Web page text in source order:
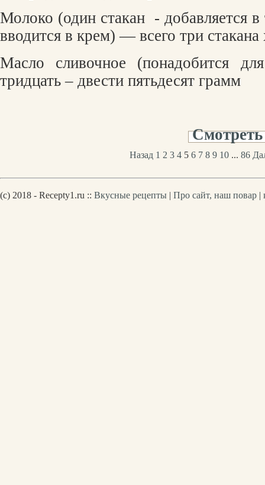
Молоко (один стакан - добавляется
вводится в крем) — всего три
Масло сливочное (понадобится
тридцать – двести пятьдесят грамм
Назад 1 2 3 4 5 6 7 8 9 10... 86
(c) 2018 - Recepty1.ru :: Вкусные рецепты | Про сайт, наш повар |